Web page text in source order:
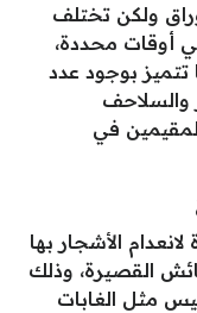
ولكن تختلف
أوقات محددة،
بوجود عدد
والسلاحف
في
الأشجار بها
القصيرة، وذلك
مثل الغابات